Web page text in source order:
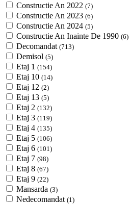
Constructie An 2022 (7)
Constructie An 2023 (6)
Constructie An 2024 (5)
Constructie An Inainte De 1990 (6)
Decomandat (713)
Demisol (5)
Etaj 1 (154)
Etaj 10 (14)
Etaj 12 (2)
Etaj 13 (5)
Etaj 2 (132)
Etaj 3 (119)
Etaj 4 (135)
Etaj 5 (106)
Etaj 6 (101)
Etaj 7 (98)
Etaj 8 (67)
Etaj 9 (22)
Mansarda (3)
Nedecomandat (1)